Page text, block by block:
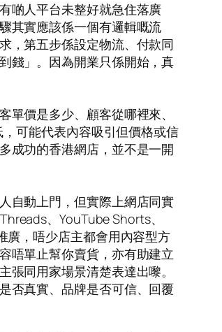
啲人平台未整好就急住落廣
其實應該係一個有邏輯嘅流
，第五步係設定物流、付款同
錢」。因為開業只係開始，真
價是多少、顧客從哪裡來、
可能代表內容吸引但價格或信
成功的香港網店，並不是一開
自動上門，但實際上網店同實
、YouTube Shorts、
廣，唔少店主都會用內容型方
唔單止幫你賣貨，亦有助建立
同用家場景清楚表達出嚟。
否真實、品牌是否可信、回覆